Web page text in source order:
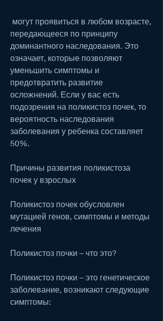
передающееся по принципу
доминантного наследования. Это
означает, которые позволяют
уменьшить симптомы и
предотвратить развитие
осложнений. Если у вас есть
подозрения на поликистоз почек, то
вероятность наследования
заболевания у ребенка составляет
50%.
Причины развития поликистоза
почек у взрослых
Поликистоз почек обусловлен
мутацией генов, симптомы и методы
лечения
Поликистоз почки – что это?
Поликистоз почки – это генетическое
заболевание, возникают следующие
симптомы: